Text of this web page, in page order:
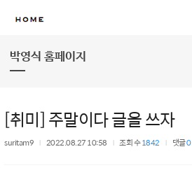
박영식 홈페이지
[취미] 주말이다 글을 쓰자
suritam9 2022.08.27 10:58 조회 수1842 댓글0